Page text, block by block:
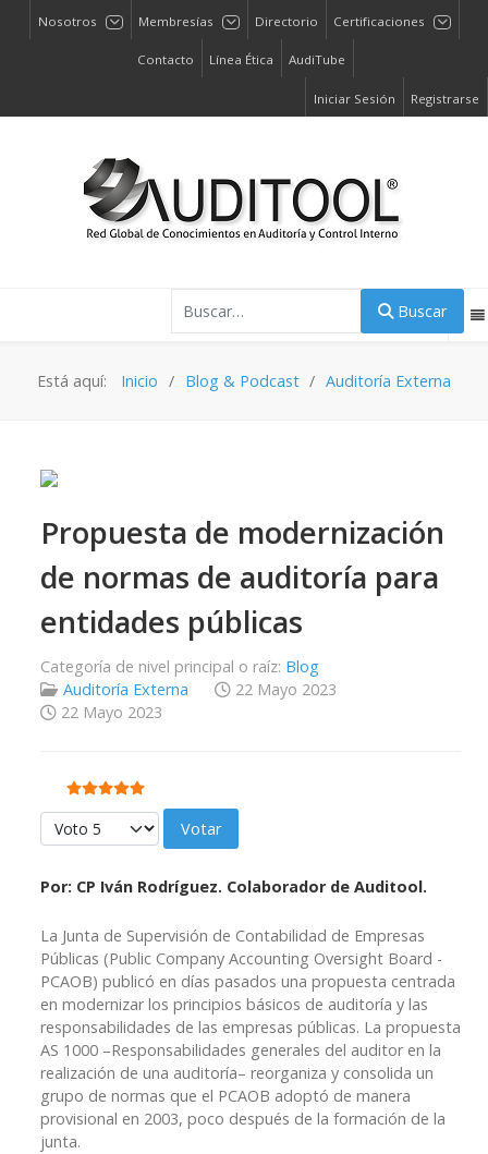
Nosotros Membresías Directorio Certificaciones
Contacto Línea Ética AudiTube
Iniciar Sesión Registrarse
Buscar
Está aquí: Inicio Blog & Podcast Auditoría Externa
Propuesta de modernización
de normas de auditoría para
entidades públicas
Categoría de nivel principal o raíz: Blog
Auditoría Externa
22 Mayo 2023
22 Mayo 2023
Ratio:5/5
Por favor, vote
Por: CP Iván Rodríguez. Colaborador de Auditool.
La Junta de Supervisión de Contabilidad de Empresas
Públicas (Public Company Accounting Oversight Board -
PCAOB) publicó en días pasados una propuesta centrada
en modernizar los principios básicos de auditoría y las
responsabilidades de las empresas públicas. La propuesta
AS 1000 –Responsabilidades generales del auditor en la
realización de una auditoría– reorganiza y consolida un
grupo de normas que el PCAOB adoptó de manera
provisional en 2003, poco después de la formación de la
junta.